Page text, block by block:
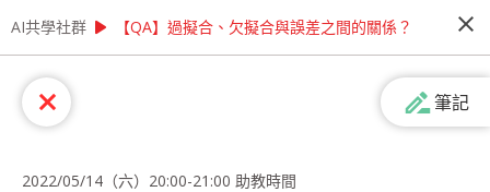
AI共學社群 play_arrow 【教材專區】學習AI有困難？ 讓Cupoy助教來幫你！
【教材專區】學習AI有困難？ 讓Cupoy
助教來幫你！
即時為您解答嗎？ 想提高模型準確率，卻不知從何
AI共學社群 play_arrow 【QA】過擬合、欠擬合與誤差之間的關係？ close
close drive_file_rename_outline筆記
2022/05/14（六）20:00-21:00 助教時間